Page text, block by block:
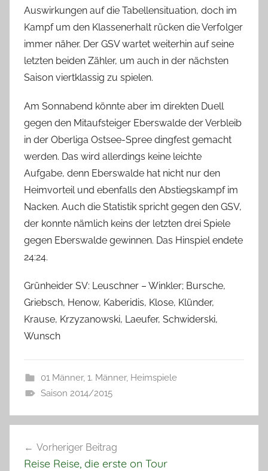
Auswirkungen auf die Tabellensituation, doch im
Kampf um den Klassenerhalt rücken die Verfolger
immer näher. Der GSV wartet weiterhin auf seine
letzten beiden Zähler, um auch in der nächsten
Saison viertklassig zu spielen.
Am Sonnabend könnte aber im direkten Duell
gegen den Mitaufsteiger Eberswalde der Verbleib
in der Oberliga Ostsee-Spree dingfest gemacht
werden. Das wird allerdings keine leichte
Aufgabe, denn Eberswalde hat nicht nur den
Heimvorteil und ebenfalls den Abstiegskampf im
Nacken. Auch die Statistik spricht gegen den GSV,
der konnte nämlich keins der letzten drei Spiele
gegen Eberswalde gewinnen. Das Hinspiel endete
24:24.
Grünheider SV: Leuschner – Winkler; Bursche,
Griebsch, Henow, Kaberidis, Klose, Klünder,
Krause, Krzyzanowski, Laeufer, Schwiderski,
Wunsch
01 Männer, 1. Männer, Heimspiele
Saison 2014/2015
Vorheriger Beitrag
Reise Reise, die erste on Tour